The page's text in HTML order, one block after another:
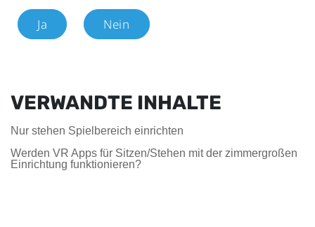
Ja Nein
VERWANDTE INHALTE
Nur stehen Spielbereich einrichten
Werden VR Apps für Sitzen/Stehen mit der zimmergroßen
Einrichtung funktionieren?